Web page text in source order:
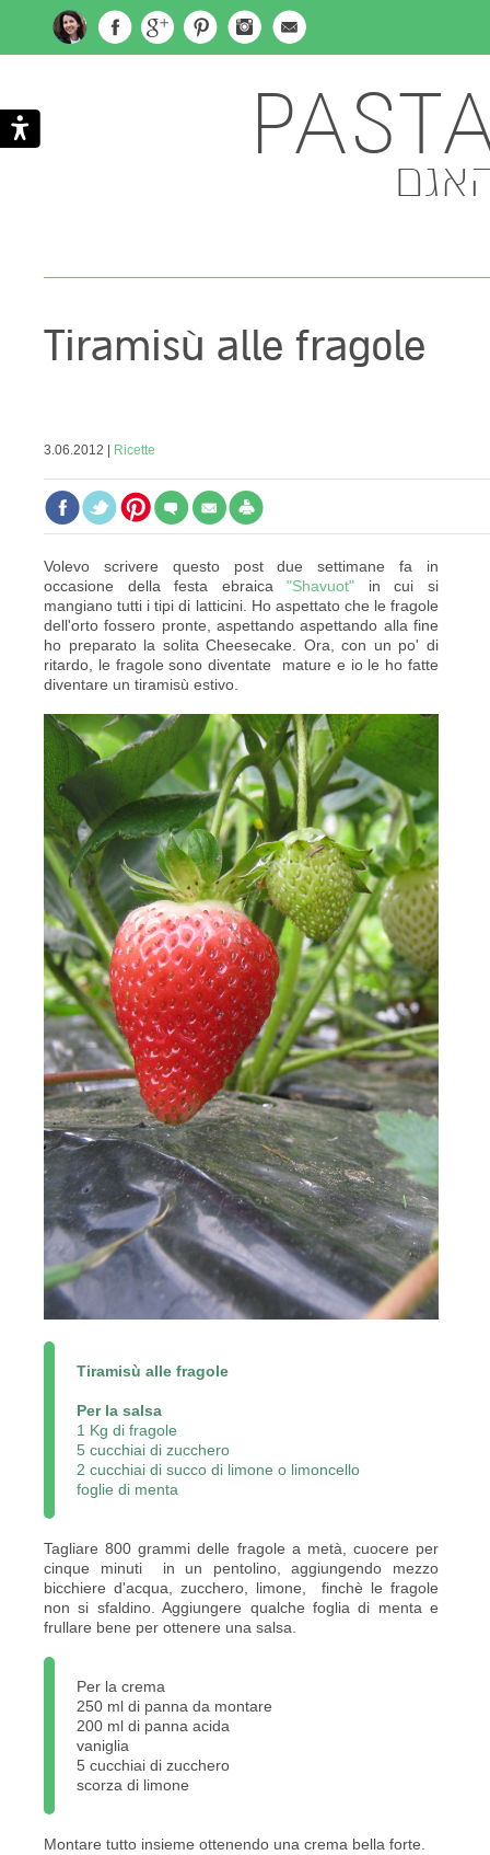
Tiramisù alle fragole
Ricette
Volevo scrivere questo post due settimane fa in
occasione della festa ebraica"Shavuot" in cui si
mangiano tutti i tipi di latticini. Ho aspettato che le fragole
dell'orto fossero pronte, aspettando aspettando alla fine
ho preparato la solita Cheesecake. Ora, con un po' di
ritardo, le fragole sono diventate mature e io le ho fatte
diventare un tiramisù estivo.
Tiramisù alle fragole
Per la salsa
1 Kg di fragole
5 cucchiai di zucchero
2 cucchiai di succo di limone o limoncello
foglie di menta
Tagliare 800 grammi delle fragole a metà, cuocere per
cinque minuti in un pentolino, aggiungendo mezzo
bicchiere d'acqua, zucchero, limone, finchè le fragole
non si sfaldino. Aggiungere qualche foglia di menta e
frullare bene per ottenere una salsa.
Per la crema
250 ml di panna da montare
200 ml di panna acida
vaniglia
5 cucchiai di zucchero
scorza di limone
Montare tutto insieme ottenendo una crema bella forte.